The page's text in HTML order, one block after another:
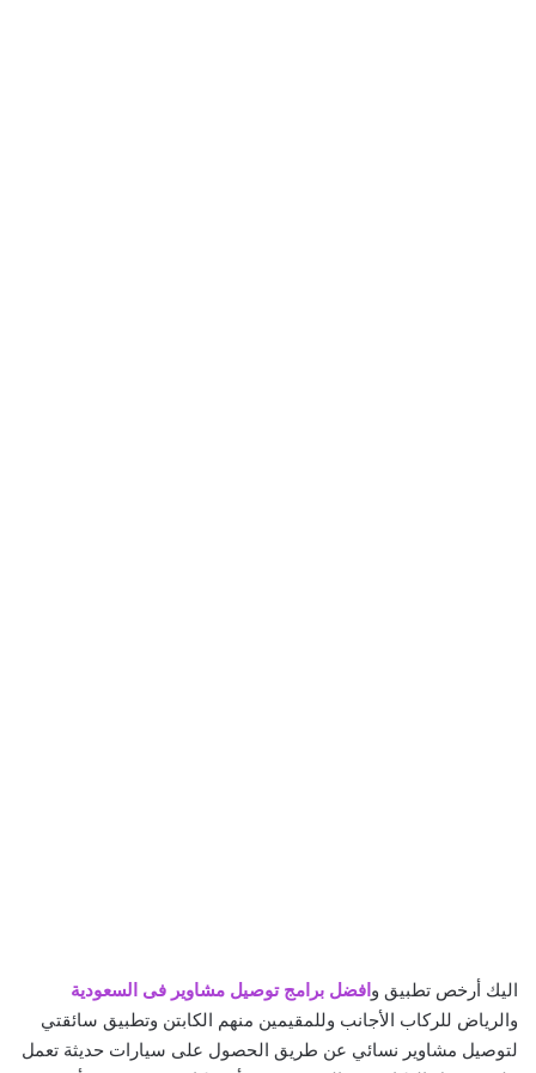
اليك أرخص تطبيق وافضل برامج توصيل مشاوير فى السعودية
والرياض للركاب الأجانب وللمقيمين منهم الكابتن وتطبيق سائقتي
لتوصيل مشاوير نسائي عن طريق الحصول على سيارات حديثة تعمل